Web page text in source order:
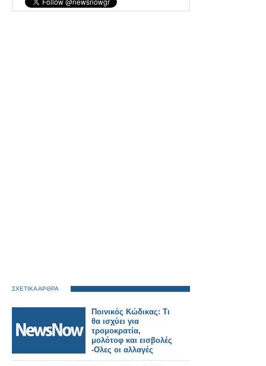
ΣΧΕΤΙΚΑ ΑΡΘΡΑ
Ποινικός Κώδικας: Τι
θα ισχύει για
τρομοκρατία,
μολότοφ και εισβολές
-Ολες οι αλλαγές